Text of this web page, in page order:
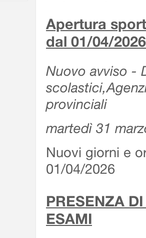
Apertura
dal 01/04/2026
Nuovo avviso -
provinciali
martedì 31
Nuovi giorni e
01/04/2026
PRESENZA
ESAMI